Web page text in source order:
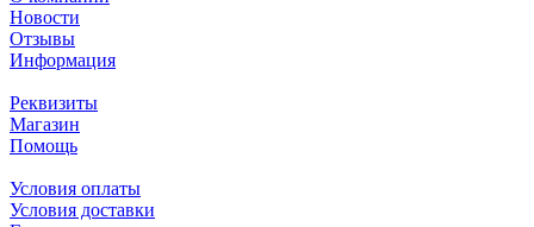
Новости
Отзывы
Информация
Реквизиты
Магазин
Помощь
Условия оплаты
Условия доставки